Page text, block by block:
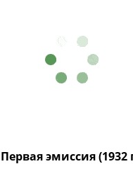
Первая эмиссия (1932